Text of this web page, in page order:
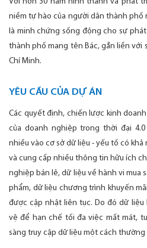
niềm tự hào của người dân thành phố
là minh chứng sống động cho sự
thành phố mang tên Bác, gắn liền với
Chí Minh.
YÊU CẦU CỦA DỰ ÁN
Các quyết định, chiến lược kinh
của doanh nghiệp trong thời đại
nhiều vào cơ sở dữ liệu - yếu tố có
và cung cấp nhiều thông tin hữu ích
nghiệp bán lẻ, dữ liệu về hành vi mua
phẩm, dữ liệu chương trình khuyến
được cập nhật liên tục. Do đó dữ liệu
vệ để hạn chế tối đa việc mất mát,
sàng truy cập dữ liệu một cách thường